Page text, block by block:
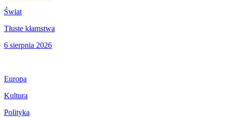
Świat
Tłuste kłamstwa
6 sierpnia 2026
Europa
Kultura
Polityka